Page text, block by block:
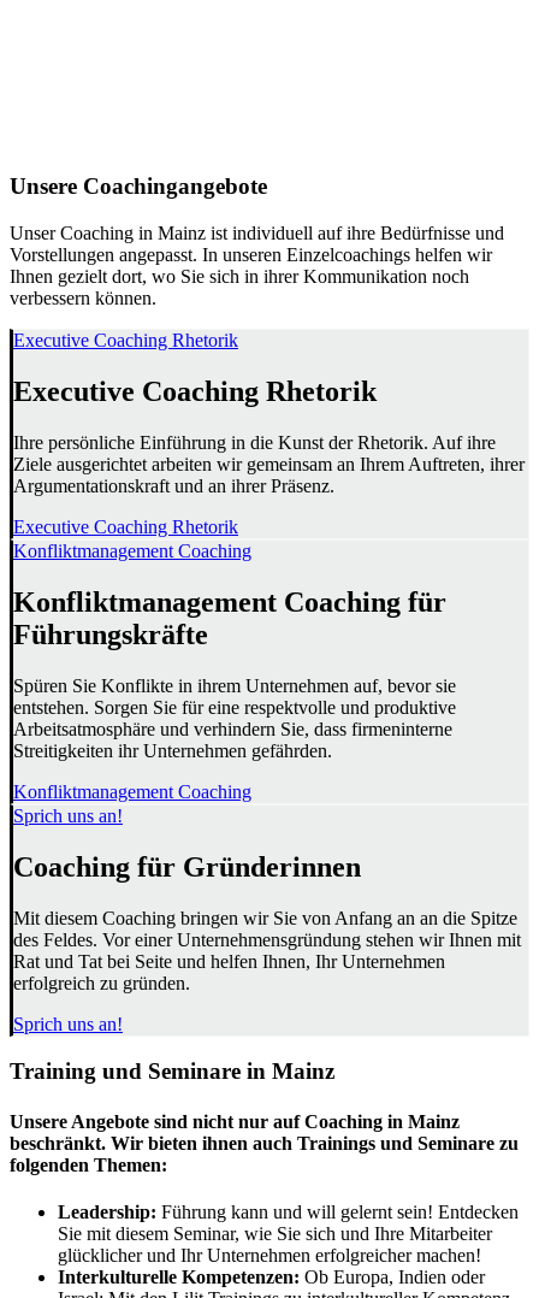
Unsere Coachingangebote
Unser Coaching in Mainz ist individuell auf ihre Bedürfnisse und
Vorstellungen angepasst. In unseren Einzelcoachings helfen wir
Ihnen gezielt dort, wo Sie sich in ihrer Kommunikation noch
verbessern können.
Executive Coaching Rhetorik
Executive Coaching Rhetorik
Ihre persönliche Einführung in die Kunst der Rhetorik. Auf ihre
Ziele ausgerichtet arbeiten wir gemeinsam an Ihrem Auftreten, ihrer
Argumentationskraft und an ihrer Präsenz.
Executive Coaching Rhetorik
Konfliktmanagement Coaching
Konfliktmanagement Coaching für
Führungskräfte
Spüren Sie Konflikte in ihrem Unternehmen auf, bevor sie
entstehen. Sorgen Sie für eine respektvolle und produktive
Arbeitsatmosphäre und verhindern Sie, dass firmeninterne
Streitigkeiten ihr Unternehmen gefährden.
Konfliktmanagement Coaching
Sprich uns an!
Coaching für Gründerinnen
Mit diesem Coaching bringen wir Sie von Anfang an an die Spitze
des Feldes. Vor einer Unternehmensgründung stehen wir Ihnen mit
Rat und Tat bei Seite und helfen Ihnen, Ihr Unternehmen
erfolgreich zu gründen.
Sprich uns an!
Training und Seminare in Mainz
Unsere Angebote sind nicht nur auf Coaching in Mainz
beschränkt. Wir bieten ihnen auch Trainings und Seminare zu
folgenden Themen:
Leadership: Führung kann und will gelernt sein! Entdecken
Sie mit diesem Seminar, wie Sie sich und Ihre Mitarbeiter
glücklicher und Ihr Unternehmen erfolgreicher machen!
Interkulturelle Kompetenzen: Ob Europa, Indien oder